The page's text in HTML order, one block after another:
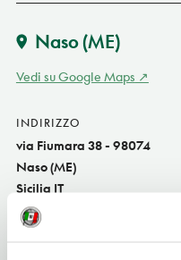
Naso(ME)
Vedi su Google Maps
INDIRIZZO
via Fiumara 38 - 98074
Naso (ME)
Sicilia IT
SITO WEB